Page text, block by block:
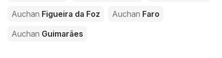
Auchan Figueira da Foz Auchan Faro
Auchan Guimarães